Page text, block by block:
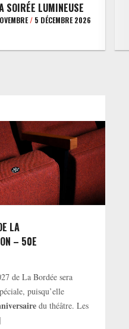
SOIRÉE LUMINEUSE
/ 5 DÉCEMBRE 2026
LA
– 50E
de La Bordée sera
puisqu’elle
du théâtre. Les